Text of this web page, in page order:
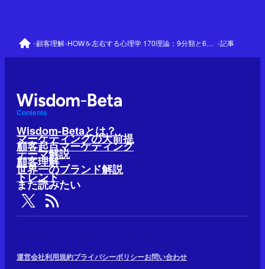
›顧客理解› HOWを左右する心理学 170理論：9分類と64の優先理論 ›記事
Contents
Wisdom-Betaとは？
マーケティングの大前提
顧客起点マーケティング
テーマ解説
顧客理解
世界一のブランド解説
トレンド
また読みたい
運営会社利用規約プライバシーポリシーお問い合わせ